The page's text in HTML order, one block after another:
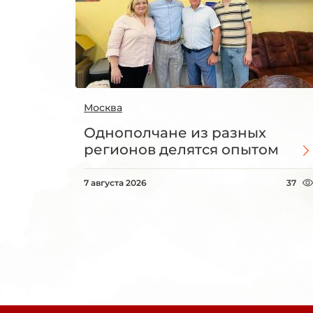
Москва
Однополчане из разных
регионов делятся опытом
7 августа 2026 37